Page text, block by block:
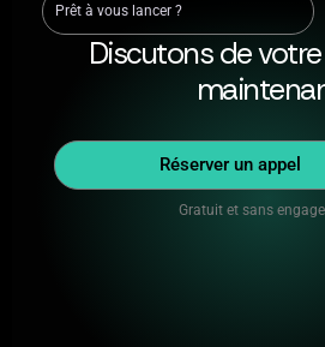
Prêt à vous lancer ?
Discutons de
Gratuit et sans
Réserver un appel